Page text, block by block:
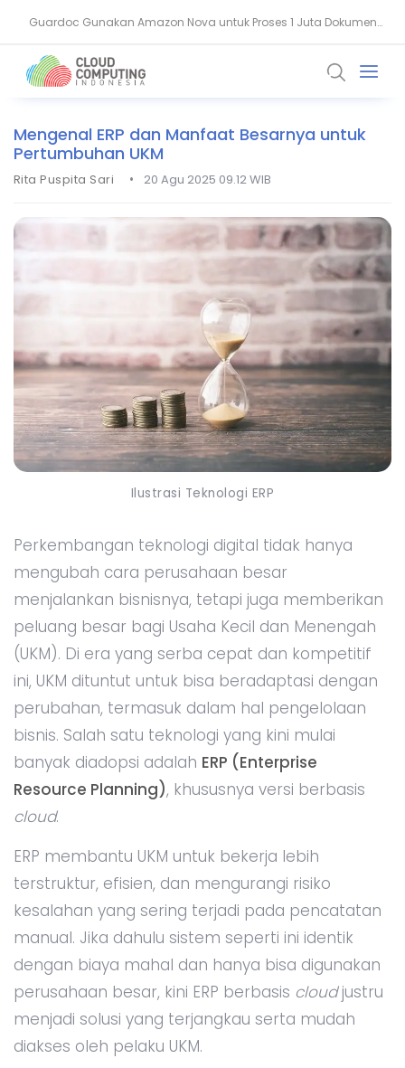
Guardoc Gunakan Amazon Nova untuk Proses 1 Juta Dokumen
BSI Ungkap Kunci Bangun Kepercayaan Lewat Keamanan Data
Mengenal ERP dan Manfaat Besarnya untuk
Pertumbuhan UKM
Rita Puspita Sari • 20 Agu 2025 09.12 WIB
Ilustrasi Teknologi ERP
Perkembangan teknologi digital tidak hanya
mengubah cara perusahaan besar
menjalankan bisnisnya, tetapi juga memberikan
peluang besar bagi Usaha Kecil dan Menengah
(UKM). Di era yang serba cepat dan kompetitif
ini, UKM dituntut untuk bisa beradaptasi dengan
perubahan, termasuk dalam hal pengelolaan
bisnis. Salah satu teknologi yang kini mulai
banyak diadopsi adalah ERP (Enterprise
Resource Planning), khususnya versi berbasis
cloud.
ERP membantu UKM untuk bekerja lebih
terstruktur, efisien, dan mengurangi risiko
kesalahan yang sering terjadi pada pencatatan
manual. Jika dahulu sistem seperti ini identik
dengan biaya mahal dan hanya bisa digunakan
perusahaan besar, kini ERP berbasis cloudjustru
menjadi solusi yang terjangkau serta mudah
diakses oleh pelaku UKM.